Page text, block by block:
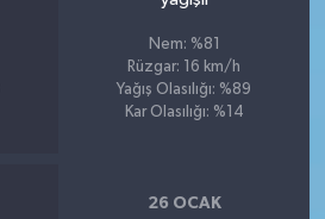
Nem: %81
Rüzgar: 16 km/h
Yağış Olasılığı: %89
Kar Olasılığı: %14
26 OCAK